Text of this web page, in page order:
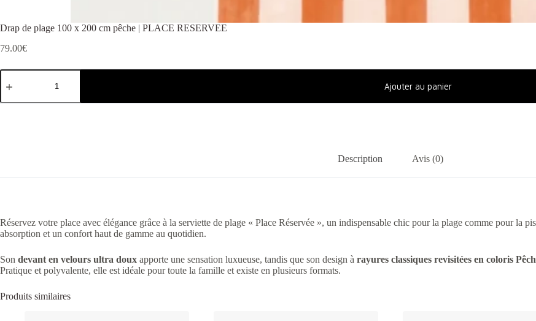
Drap de plage 100 x 200 cm pêche | PLACE RESERVEE
79.00€
Ajouter au panier
Description Avis (0)
Réservez votre place avec élégance grâce à la serviette de plage « Place Réservée », un indispensable chic pour la plage comme pour la
absorption et un confort haut de gamme au quotidien.
Son devant en velours ultra doux apporte une sensation luxueuse, tandis que son design à rayures classiques revisitées en coloris
Pratique et polyvalente, elle est idéale pour toute la famille et existe en plusieurs formats.
Produits similaires